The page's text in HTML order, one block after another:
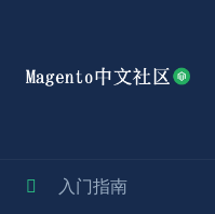
入门指南